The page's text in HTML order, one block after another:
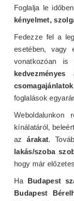
Foglalja le időben
kényelmet,
Fedezze fel a
esetében, vagy
vonatkozóan
foglalások
kínálatáról,
azárakat.
lakás/szoba
hogy már
Ha Budapest
Budapest